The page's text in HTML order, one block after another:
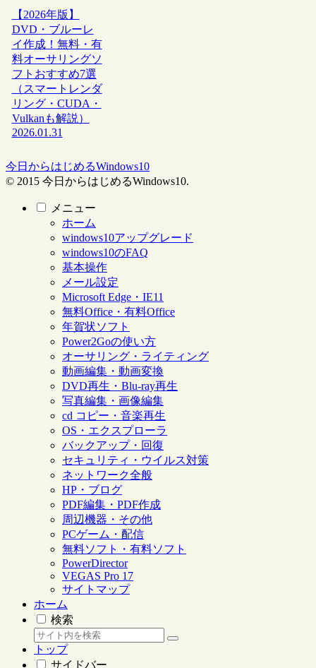
【2026年版】
DVD・ブルーレ
イ作成！無料・有
料オーサリングソ
フトおすすめ7選
（スマートレンダ
リング・CUDA・
Vulkanも解説）
2026.01.31
今日からはじめるWindows10
© 2015 今日からはじめるWindows10.
メニュー
ホーム
windows10アップグレード
windows10のFAQ
基本操作
メール設定
Microsoft Edge・IE11
無料Office・有料Office
年賀状ソフト
Power2Goの使い方
オーサリング・ライティング
動画編集・動画変換
DVD再生・Blu-ray再生
写真編集・画像編集
cd コピー・音楽再生
OS・エクスプローラ
バックアップ・回復
セキュリティ・ウイルス対策
ネットワーク全般
HP・ブログ
PDF編集・PDF作成
周辺機器・その他
PCゲーム・配信
無料ソフト・有料ソフト
PowerDirector
VEGAS Pro 17
サイトマップ
ホーム
検索
トップ
サイドバー